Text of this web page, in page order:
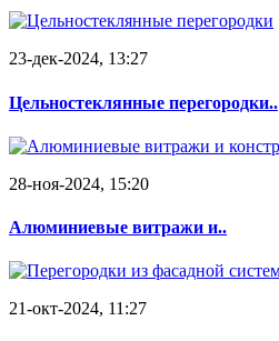
23-дек-2024, 13:27
Цельностеклянные перегородки..
28-ноя-2024, 15:20
Алюминиевые витражи и..
21-окт-2024, 11:27